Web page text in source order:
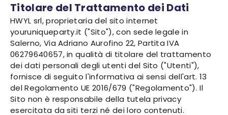
Titolare del Trattamento dei Dati
HWYL srl, proprietaria del sito internet
youruniqueparty.it ("Sito"), con sede legale in
Salerno, Via Adriano Aurofino 22, Partita IVA
06279640657, in qualità di titolare del trattamento
dei dati personali degli utenti del Sito ("Utenti"),
fornisce di seguito l'informativa ai sensi dell'art. 13
del Regolamento UE 2016/679 ("Regolamento"). Il
Sito non è responsabile della tutela privacy
esercitata da siti terzi né dei loro contenuti.